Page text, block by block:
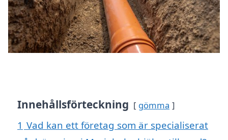
Innehållsförteckning gömma
1 Vad kan ett företag som är specialiserat